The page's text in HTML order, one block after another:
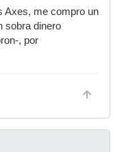
Axes, me compro un
sobra dinero
, por